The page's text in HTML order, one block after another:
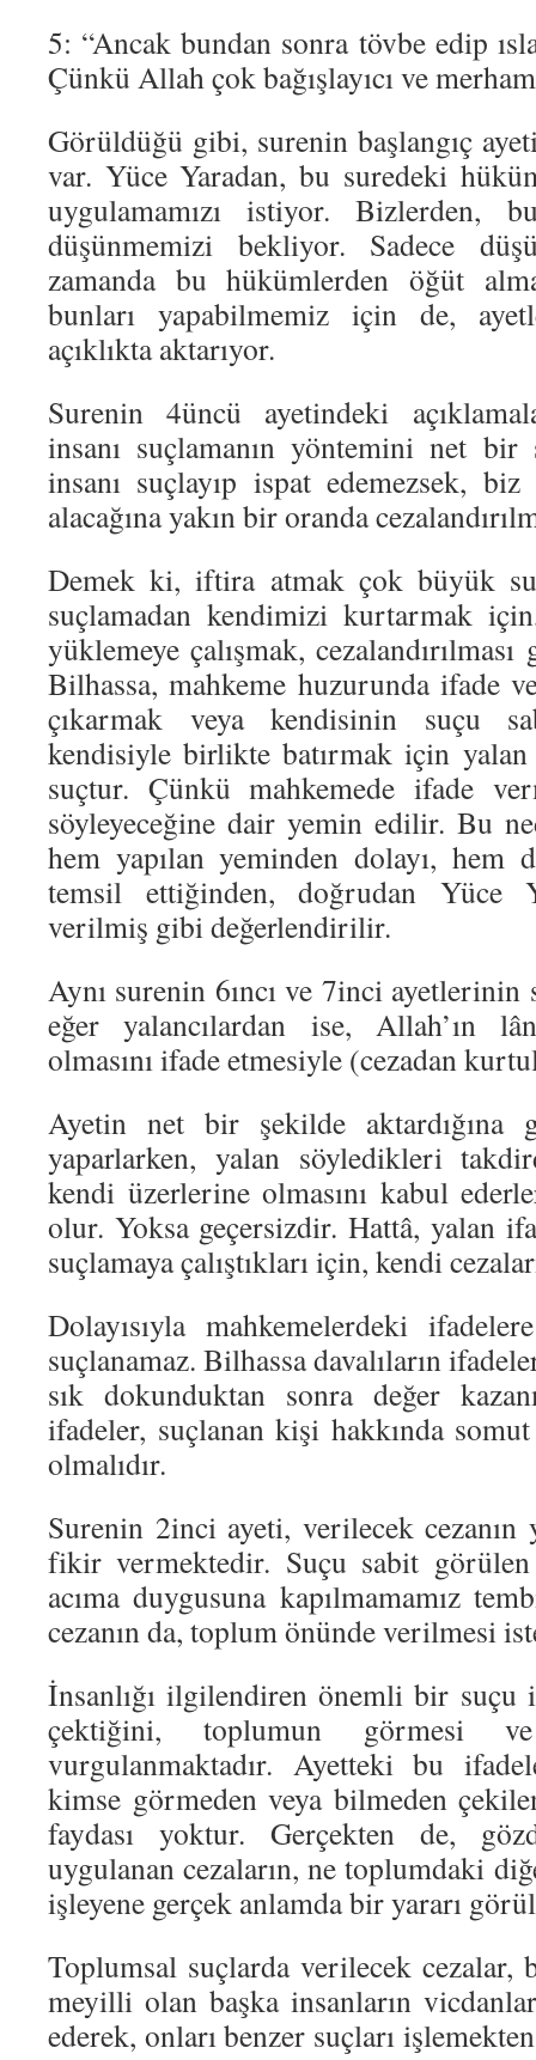
5: “Ancak bundan sonra tövbe edip
Çünkü Allah çok bağışlayıcı ve
Görüldüğü gibi, surenin başlangıç
var. Yüce Yaradan, bu suredeki
uygulamamızı istiyor. Bizlerden,
düşünmemizi bekliyor. Sadece
zamanda bu hükümlerden öğüt
bunları yapabilmemiz için de,
açıklıkta aktarıyor.
Surenin 4üncü ayetindeki
insanı suçlamanın yöntemini net
insanı suçlayıp ispat edemezsek,
alacağına yakın bir oranda
Demek ki, iftira atmak çok büyük
suçlamadan kendimizi kurtarmak
yüklemeye çalışmak, cezalandırılması
Bilhassa, mahkeme huzurunda ifade
çıkarmak veya kendisinin suçu
kendisiyle birlikte batırmak için
suçtur. Çünkü mahkemede ifade
söyleyeceğine dair yemin edilir. Bu
hem yapılan yeminden dolayı, hem
temsil ettiğinden, doğrudan Yüce
verilmiş gibi değerlendirilir.
Aynı surenin 6ıncı ve 7inci
eğer yalancılardan ise, Allah’ın
olmasını ifade etmesiyle (cezadan
Ayetin net bir şekilde aktardığına
yaparlarken, yalan söyledikleri
kendi üzerlerine olmasını kabul
olur. Yoksa geçersizdir. Hattâ, yalan
suçlamaya çalıştıkları için, kendi
Dolayısıyla mahkemelerdeki
suçlanamaz. Bilhassa davalıların
sık dokunduktan sonra değer
ifadeler, suçlanan kişi hakkında
olmalıdır.
Surenin 2inci ayeti, verilecek cezanın
fikir vermektedir. Suçu sabit
acıma duygusuna kapılmamamız
cezanın da, toplum önünde verilmesi
İnsanlığı ilgilendiren önemli bir suçu
çektiğini, toplumun görmesi
vurgulanmaktadır. Ayetteki bu
kimse görmeden veya bilmeden
faydası yoktur. Gerçekten de,
uygulanan cezaların, ne toplumdaki
işleyene gerçek anlamda bir yararı
Toplumsal suçlarda verilecek cezalar,
meyilli olan başka insanların
ederek, onları benzer suçları